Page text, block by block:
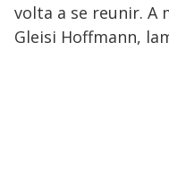
volta a se reunir. A
Gleisi Hoffmann,